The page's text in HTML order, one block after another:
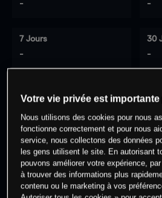
- -
7 Jours
-
30
-
0 % des clients ont une
cet actif
Commencez à
Votre vie privée est
Nous utilisons des cookies pour nous
fonctionne correctement et pour nous
service, nous collectons des données
les gens utilisent le site. En autorisant
pouvons améliorer votre expérience,
à trouver des informations plus
contenu ou le marketing à vos